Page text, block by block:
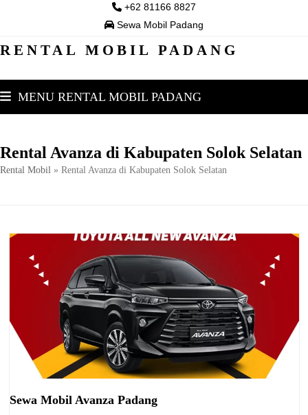
+62 81166 8827
Sewa Mobil Padang
RENTAL MOBIL PADANG
MENU RENTAL MOBIL PADANG
Rental Avanza di Kabupaten Solok Selatan
Rental Mobil » Rental Avanza di Kabupaten Solok Selatan
Sewa Mobil Avanza Padang